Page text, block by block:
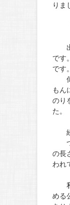
りま
出
です
です
偉
もん
のり
た。
続
つ
の長
われ
私
める